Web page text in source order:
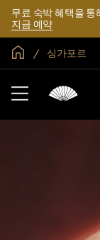
무료 숙박 혜택을 통
지금 예약
글로벌 홈싱가포르